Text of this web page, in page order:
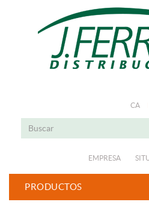
CA
EMPRESA
PRODUCTOS